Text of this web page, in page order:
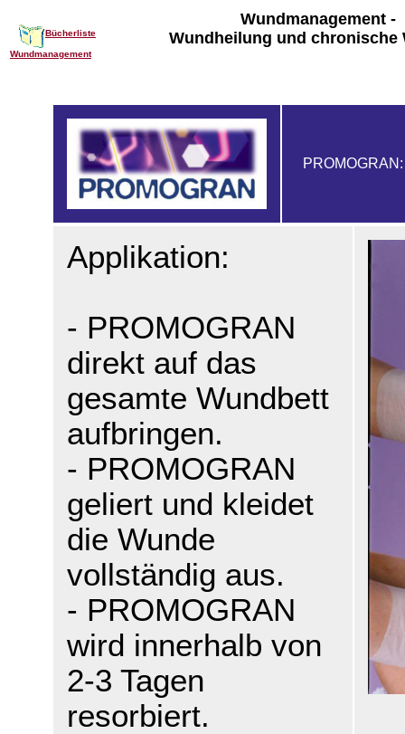
Bücherliste
Wundmanagement
Wundmanagement -
Wundheilung und chronische
Applikation:
- PROMOGRAN
direkt auf das
gesamte Wundbett
aufbringen.
- PROMOGRAN
geliert und kleidet
die Wunde
vollständig aus.
- PROMOGRAN
wird innerhalb von
2-3 Tagen
resorbiert.